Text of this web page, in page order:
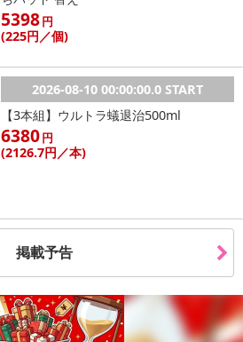
5398円
(225円／個)
2026-08-10 00:00:00.0 START
【3本組】ウルトラ蟻退治500ml
6380円
(2126.7円／本)
掲載予告